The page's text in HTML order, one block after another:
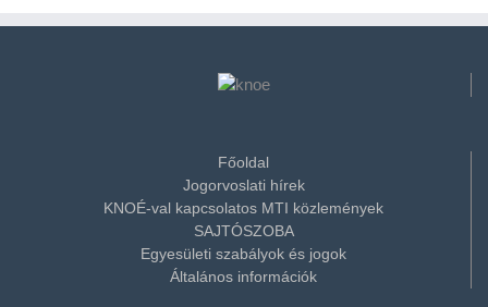
Főoldal
Jogorvoslati hírek
KNOÉ-val kapcsolatos MTI közlemények
SAJTÓSZOBA
Egyesületi szabályok és jogok
Általános információk